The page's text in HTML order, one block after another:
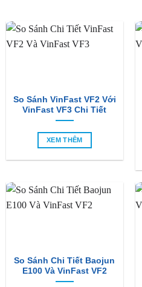
So Sánh VinFast VF2 Với
VinFast VF3 Chi Tiết
XEM THÊM
So Sánh Chi Tiết Baojun
E100 Và VinFast VF2